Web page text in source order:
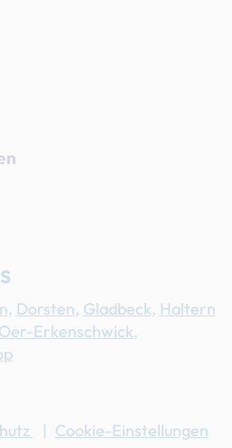
, Dorsten, Gladbeck, Haltern
Oer-Erkenschwick,
| Cookie-Einstellungen